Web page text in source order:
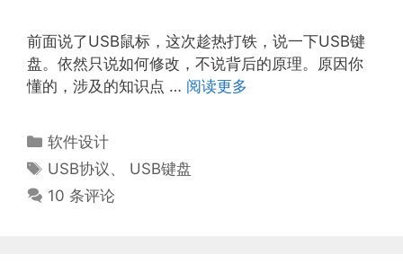
前面说了USB鼠标，这次趁热打铁，说一下USB键
盘。依然只说如何修改，不说背后的原理。原因你
懂的，涉及的知识点 … 阅读更多
分
类
软件设计
标
签
USB协议 、 USB键盘
10 条评论